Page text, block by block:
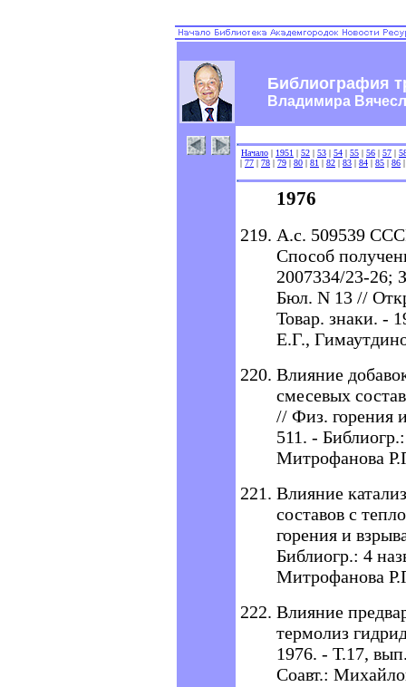
Библиография
Владимира
Начало | 1951 | 52 | 53 | 54 | 55 | 56 | 57 |
| 77 | 78 | 79 | 80 | 81 | 82 | 83 | 84 | 85 | 86
1976
А.с. 509539
Способ
2007334/23-26;
Бюл. N 13 //
Товар. знаки. -
Е.Г.,
Влияние
смесевых
// Физ. горения
511. -
Митрофанова
Влияние
составов с
горения и
Библиогр.: 4
Митрофанова
Влияние
термолиз
1976. - T.17,
Соавт.: